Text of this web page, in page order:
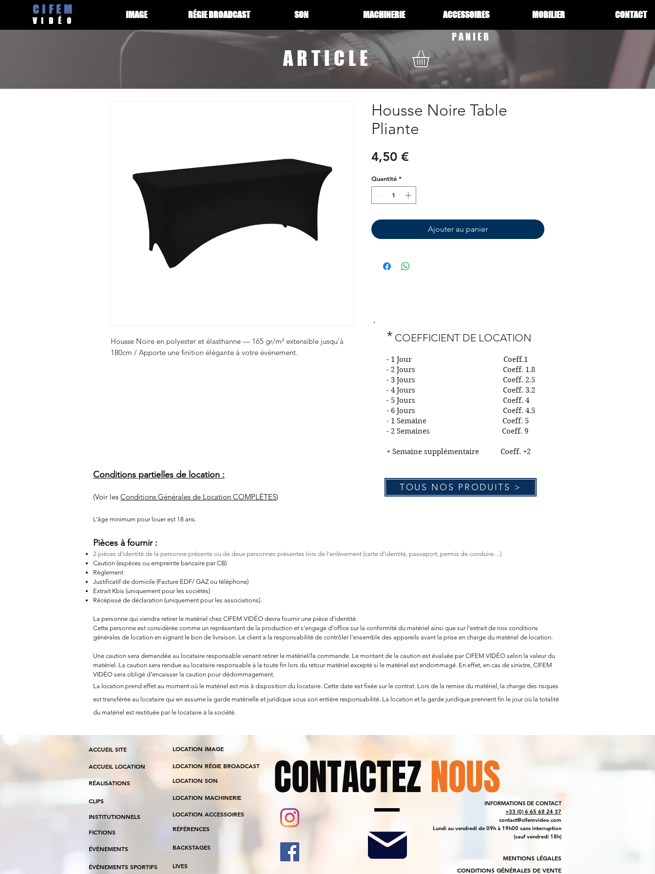
CIFEM
VIDÉ O
IMAGE RÉGIE BROADCAST SON MACHINERIE ACCESSOIRES MOBILIER CONTACT
ARTICLE
PANIER
Housse Noire en polyester et élasthanne — 165 gr/m² extensible jusqu'à
180cm / Apporte une finition élégante à votre événement.
Housse Noire Table
Pliante
4,50 €
Quantité *
Ajouter au panier
* COEFFICIENT DE LOCATION
- 1 Jour Coeff.1
- 2 Jours Coeff. 1.8
- 3 Jours Coeff. 2.5
- 4 Jours Coeff. 3.2
- 5 Jours Coeff. 4
- 6 Jours Coeff. 4.5
- 1 Semaine Coeff. 5
- 2 Semaines Coeff. 9
+ Semaine supplémentaire Coeff. +2
Conditions partielles de location :
(Voir les Conditions Générales de Location COMPLÈTES)
L’âge minimum pour louer est 18 ans.
Pièces à fournir :
2 pièces d’identité de la personne présente ou de deux personnes présentes lors de l’enlèvement (carte d’identité, passeport, permis de conduire…)
Caution (espèces ou empreinte bancaire par CB)
Règlement
Justificatif de domicile (Facture EDF/ GAZ ou téléphone)
Extrait Kbis (uniquement pour les sociétés)
Récépissé de déclaration (uniquement pour les associations).
La personne qui viendra retirer le matériel chez CIFEM VIDÉO devra fournir une pièce d’identité.
Cette personne est considérée comme un représentant de la production et s’engage d’office sur la conformité du matériel ainsi que sur l’extrait de nos conditions
générales de location en signant le bon de livraison. Le client a la responsabilité de contrôler l’ensemble des appareils avant la prise en charge du matériel de location.
Une caution sera demandée au locataire responsable venant retirer le matériel/la commande. Le montant de la caution est évaluée par CIFEM VIDÉO selon la valeur du
matériel. La caution sera rendue au locataire responsable à la toute fin lors du retour matériel excepté si le matériel est endommagé. En effet, en cas de sinistre, CIFEM
VIDÉO sera obligé d’encaisser la caution pour dédommagement.
La location prend effet au moment où le matériel est mis à disposition du locataire. Cette date est fixée sur le contrat. Lors de la remise du matériel, la charge des risques
est transférée au locataire qui en assume la garde matérielle et juridique sous son entière responsabilité. La location et la garde juridique prennent fin le jour où la totalité
du matériel est restituée par le locataire à la société.
TOUS NOS PRODUITS >
ACCUEIL SITE
ACCUEIL LOCATION
RÉALISATIONS
CLIPS
INSTITUTIONNELS
FICTIONS
ÉVÉNEMENTS
ÉVÉNEMENTS SPORTIFS
CONTACTEZNOUS
LOCATION IMAGE
LOCATION RÉGIE BROADCAST
LOCATION SON
LOCATION MACHINERIE
INFORMATIONS DE CONTACT
+33 (0) 6 65 68 24 37
contact@cifemvideo.com
Lundi au vendredi de 09h à 19h00 sans interruption
(sauf vendredi 18h)
LOCATION ACCESSOIRES
RÉFÉRENCES
BACKSTAGES
LIVES
MENTIONS LÉGALES
CONDITIONS GÉNÉRALES DE VENTE